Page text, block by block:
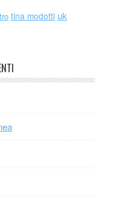
tina modotti uk